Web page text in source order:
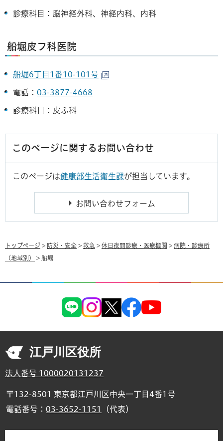
診療科目：脳神経外科、神経内科、内科
船堀皮フ科医院
船堀6丁目1番10-101号
電話： 03-3877-4668
診療科目：皮ふ科
このページに関するお問い合わせ
このページは健康部生活衛生課が担当しています。
トップページ > 防災・安全 > 救急 > 休日夜間診療・医療機関 > 病院・診療所
（地域別） > 船堀
江戸川区役所
法人番号 1000020131237
〒132-8501 東京都江戸川区中央一丁目4番1号
電話番号： 03-3652-1151 （代表）